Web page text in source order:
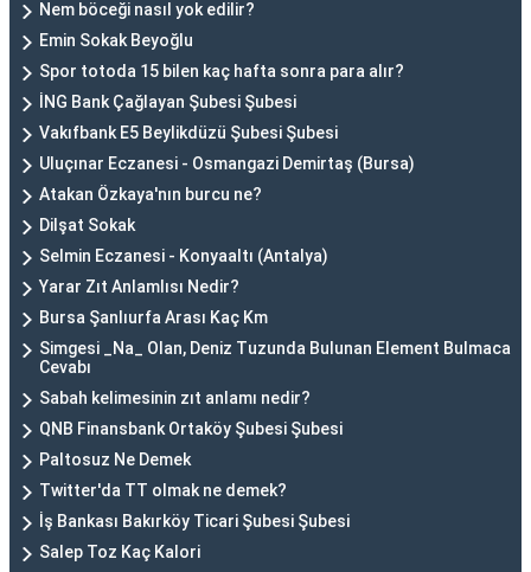
Nem böceği nasıl yok edilir?
Emin Sokak Beyoğlu
Spor totoda 15 bilen kaç hafta sonra para alır?
İNG Bank Çağlayan Şubesi Şubesi
Vakıfbank E5 Beylikdüzü Şubesi Şubesi
Uluçınar Eczanesi - Osmangazi Demirtaş (Bursa)
Atakan Özkaya'nın burcu ne?
Dilşat Sokak
Selmin Eczanesi - Konyaaltı (Antalya)
Yarar Zıt Anlamlısı Nedir?
Bursa Şanlıurfa Arası Kaç Km
Simgesi _Na_ Olan, Deniz Tuzunda Bulunan Element Bulmaca
Cevabı
Sabah kelimesinin zıt anlamı nedir?
QNB Finansbank Ortaköy Şubesi Şubesi
Paltosuz Ne Demek
Twitter'da TT olmak ne demek?
İş Bankası Bakırköy Ticari Şubesi Şubesi
Salep Toz Kaç Kalori